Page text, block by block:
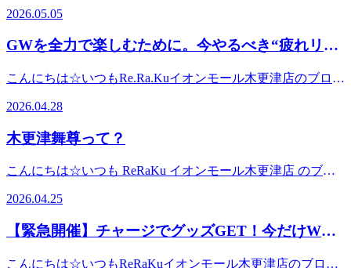
38-4530オンライン予約は24時間受付可能「ちょっと疲れが
は、ぜひお気軽にご相談くださいね✨お一人おひとりの体調
丁寧に対応させていただきます。スタッフ一同、皆さまのご
減されます♪シャワーだけで済ませている方は、ぜひ10分だ
けでも湯船に浸かってみてくださいね(^^)② 軽い運動やスト
レッチをする「運動しなきゃ」と気負う必要はありません！
大切なのは身体を動かすこと。・通勤時に少し歩く・肩を回
す・寝る前にストレッチをするたった5分でもOKです♪筋肉
が動くことで血流が良くなり、冷えやコリの予防にもつなが
首や肩周りをこまめに動かしてあげましょう！③ 疲れを溜
す。・しっかり睡眠をとる・栄養バランスの良い食事を心掛
自分を労わる時間も大切です♪「最近なんだか疲れが抜けな
のメンテナンスも大切です♪セルフケアだけではなかなか取
います。詳しいはスタッフにお問い合わせくださいませ☆
てしまうと、筋肉はどんどん硬くなってしまいます。「最近
イミングです☆暑い夏を元気に乗り切るためにも、今のうち
を心よりお待ちしております♪☆★本日【6月1日(月)】の空
き状況☆★10：30 ～ 19：30皆様のご来店心よりお待ちし
ております♪ ※数に限りがございますので、ご予約はお早め
∀・
肩甲骨ストレッチで首、肩、腰の疲れをラクに~ウィングス
県木更津市築地1－4 イオンモール木更津２FTEL 0438-
抜けないな…」「このだるさ、何とかしたい！」そんな時
てもスッキリしないなど、体調不良を感じやすくなってしま
います(@_@)さらに、GWでのお出かけや移動疲れがまだ残
っている方も多いのではないでしょうか？旅行・帰省・レジ
ャーなど、楽しい時間を過ごした反面、身体には意外と負担
がかかっています。“GW疲れ＋寒暖差”が身体に与える影響
生活の変化などが重なり、身体が疲労状態になりやすい時
やすくなります。特にこの時期は、「何となく不調…」とい
を！本格的な夏を迎える前に、今のうちから身体を整えてお
がりやすくなってしまいます。今の時期は、しっかり睡眠を
取る湯船に浸かる水分補給をこまめにする軽く身体を動かす
など、日々のセルフケアも重要です♪おすすめセルフケア3
選！① ぬるめのお風呂でリラックス38〜40℃くらいのお湯
は溜まっていませんか？GWもいよいよ終盤。お出かけや帰
省、レジャーを満喫された方も多いのではないでしょうか？
楽しい時間を過ごした反面、「なんとなく身体が重い」「疲
放置はちょっと危険実はこの“なんとなくの疲れ”、そのまま
にしてしまうのが一番もったいないポイントです。GW明け
疲れを抱えたまま仕事に入ってしまうと、集中力の低下やだ
るさだけでなく、体調不良の原因にもつながりかねません。
疲れの正体はコレGW中に溜まりやすい疲れには、こんな原
や歩き疲れによる筋肉のこわばり朝晩と日中の寒暖差による
を受けています。自分でできる簡単リセットまずは日常の中
浸かる軽いストレッチで筋肉をほぐすしっかり睡眠をとるこ
2026.05.05
GWを全力で楽しむために。今やるべき“疲れリセ
こんにちは☆いつもRe.Ra.Kuイオンモール木更津店のブログ
激しい雨でしたが、日中は一転して暑さを感じるような一日
に(;´Д｀)この寒暖差で、「なんとなく身体がだるい…」「疲
れが抜けきらない…」と感じている方も多いのではないでし
体の巡りが乱れているサインなんです。そしてこの状態のま
まGWに入ってしまうと、せっかくの予定も思いきり楽しめ
しっかりリセットしておくことが大切です。例えば、今日か
足裏をほぐしてスッキリ感アップ・ふくらはぎを下から上へ
2026.04.28
木更津舞尊って？
こんにちは☆いつも ReRaKu イオンモール木更津店 のブロ
からＧＷのかたもいらっしゃるらしいですね。イオンモール
木更津館内賑わっている気がします。明日2026年4月26日
(日)にライブパークにて【かずさ木更津よさこい祭り～木更
2026.04.25
【緊急開催】チャージでグッズGET！今だけWで
こんにちは☆いつもReRaKuイオンモール木更津店のブログ